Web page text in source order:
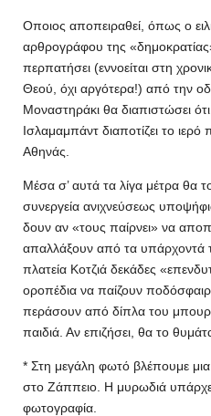
Οποιος αποπειραθεί, όπως ο
αρθρογράφου της
περπατήσει (εννοείται στη
Θεού, όχι αργότερα!) από την
Μοναστηράκι θα διαπιστώσει
Ισλαμαμπάντ διαποτίζει το
Αθηνάς.
Μέσα σ’ αυτά τα λίγα μέτρα θα
συνεργεία ανιχνεύσεως
δουν αν «τους παίρνει» να
απαλλάξουν από τα υπάρχοντά
πλατεία Κοτζιά δεκάδες
οροπέδια να παίζουν
περάσουν από δίπλα του
παιδιά. Αν επιζήσει, θα το
* Στη μεγάλη φωτό βλέπουμε
στο Ζάππειο. Η μυρωδιά
φωτογραφία.